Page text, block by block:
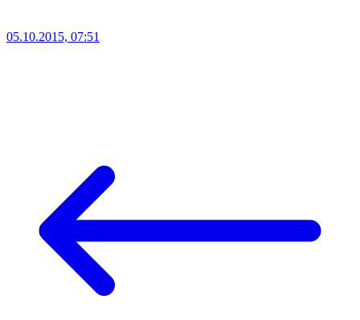
05.10.2015, 07:51